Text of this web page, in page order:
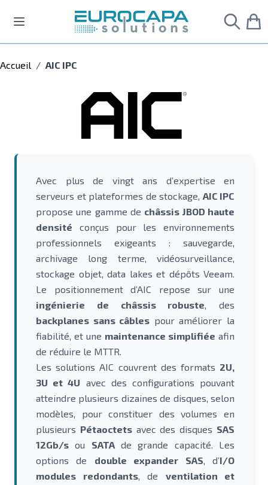
Accueil / AIC IPC
Avec plus de vingt ans d’expertise en
serveurs et plateformes de stockage, AIC IPC
propose une gamme de châssis JBOD haute
densité conçus pour les environnements
professionnels exigeants : sauvegarde,
archivage long terme, vidéosurveillance,
stockage objet, data lakes et dépôts Veeam.
Le positionnement d’AIC repose sur une
ingénierie de châssis robuste, des
backplanes sans câbles pour améliorer la
fiabilité, et une maintenance simplifiée afin
de réduire le MTTR.
Les solutions AIC couvrent des formats 2U,
3U et 4U avec des configurations pouvant
atteindre plusieurs dizaines de disques, selon
modèles, pour constituer des volumes en
plusieurs Pétaoctetsavec des disques SAS
12Gb/s ou SATAde grande capacité. Les
options de double expander SAS, d’I/O
modules redondants, de ventilation et